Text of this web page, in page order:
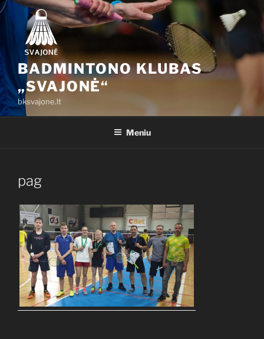
Eiti
prie
turinio
BADMINTONO KLUBAS
„SVAJONĖ“
bksvajone.lt
Meniu
pag